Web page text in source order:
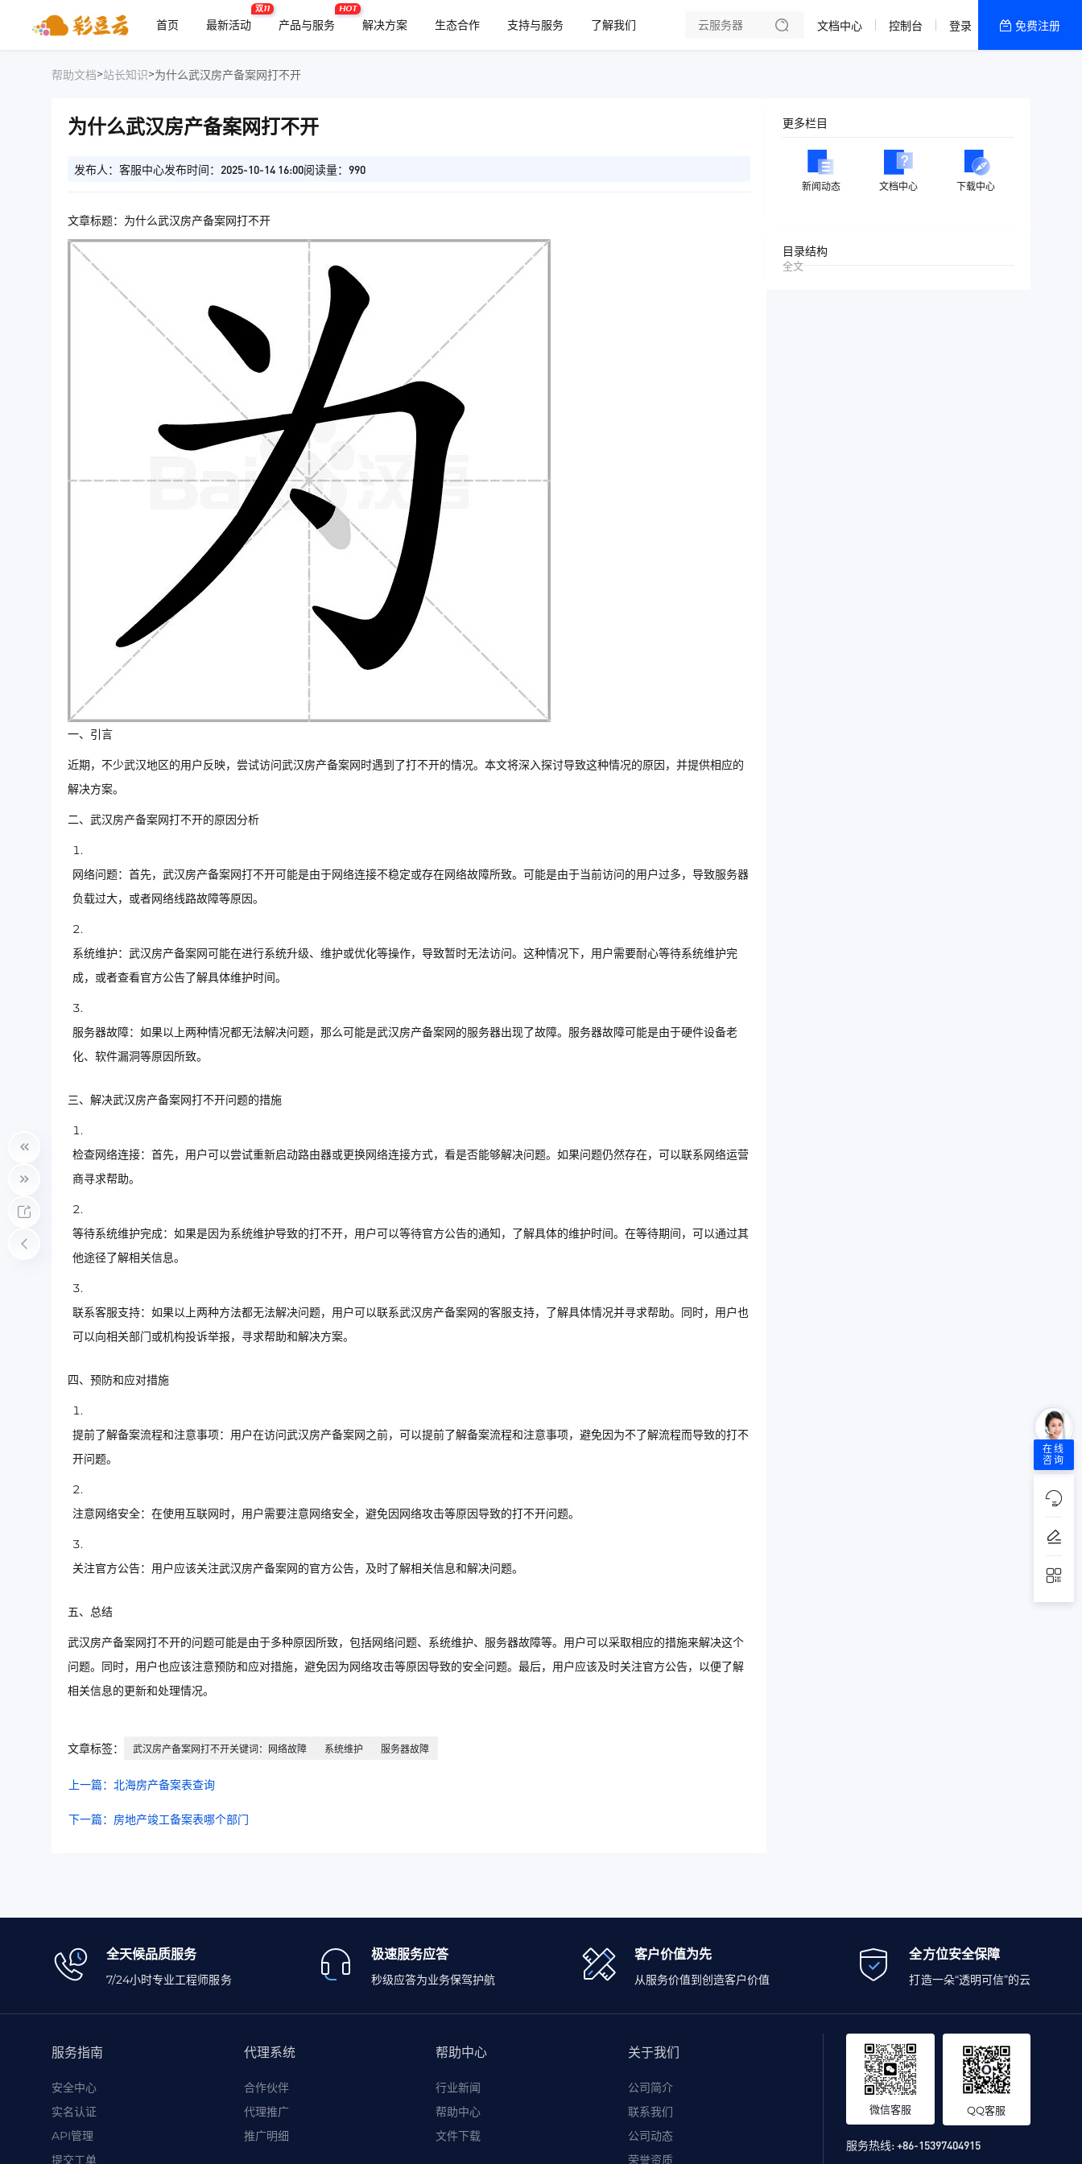
首页 最新活动
双11
产品与服务
HOT
解决方案 生态合作 支持与服务
了解我们
美国高防2区[推荐]
文档中心 控制台 登录 免费注册
帮助文档>站长知识>为什么武汉房产备案网打不开
为什么武汉房产备案网打不开
发布人：客服中心发布时间：2025-10-14 16:00阅读量：990
文章标题：为什么武汉房产备案网打不开
一、引言
近期，不少武汉地区的用户反映，尝试访问武汉房产备案网时遇到了打不开的情况。本文将深入探讨导致这种情况的原因，并提供相应的
解决方案。
二、武汉房产备案网打不开的原因分析
网络问题：首先，武汉房产备案网打不开可能是由于网络连接不稳定或存在网络故障所致。可能是由于当前访问的用户过多，导致服务器
负载过大，或者网络线路故障等原因。
系统维护：武汉房产备案网可能在进行系统升级、维护或优化等操作，导致暂时无法访问。这种情况下，用户需要耐心等待系统维护完
成，或者查看官方公告了解具体维护时间。
服务器故障：如果以上两种情况都无法解决问题，那么可能是武汉房产备案网的服务器出现了故障。服务器故障可能是由于硬件设备老
化、软件漏洞等原因所致。
三、解决武汉房产备案网打不开问题的措施
检查网络连接：首先，用户可以尝试重新启动路由器或更换网络连接方式，看是否能够解决问题。如果问题仍然存在，可以联系网络运营
商寻求帮助。
等待系统维护完成：如果是因为系统维护导致的打不开，用户可以等待官方公告的通知，了解具体的维护时间。在等待期间，可以通过其
他途径了解相关信息。
联系客服支持：如果以上两种方法都无法解决问题，用户可以联系武汉房产备案网的客服支持，了解具体情况并寻求帮助。同时，用户也
可以向相关部门或机构投诉举报，寻求帮助和解决方案。
四、预防和应对措施
提前了解备案流程和注意事项：用户在访问武汉房产备案网之前，可以提前了解备案流程和注意事项，避免因为不了解流程而导致的打不
开问题。
注意网络安全：在使用互联网时，用户需要注意网络安全，避免因网络攻击等原因导致的打不开问题。
关注官方公告：用户应该关注武汉房产备案网的官方公告，及时了解相关信息和解决问题。
五、总结
武汉房产备案网打不开的问题可能是由于多种原因所致，包括网络问题、系统维护、服务器故障等。用户可以采取相应的措施来解决这个
问题。同时，用户也应该注意预防和应对措施，避免因为网络攻击等原因导致的安全问题。最后，用户应该及时关注官方公告，以便了解
相关信息的更新和处理情况。
文章标签： 武汉房产备案网打不开关键词：网络故障 系统维护 服务器故障
上一篇：北海房产备案表查询
下一篇：房地产竣工备案表哪个部门
更多栏目
新闻动态 文档中心 下载中心
目录结构
全文
全天候品质服务
7/24小时专业工程师服务
极速服务应答
秒级应答为业务保驾护航
客户价值为先
从服务价值到创造客户价值
全方位安全保障
打造一朵“透明可信”的云
服务指南
安全中心
实名认证
API管理
提交工单
代理系统
合作伙伴
代理推广
推广明细
帮助中心
行业新闻
帮助中心
文件下载
关于我们
公司简介
联系我们
公司动态
荣誉资质
微信客服 QQ客服
服务热线:+86-15397404915
在线
咨询